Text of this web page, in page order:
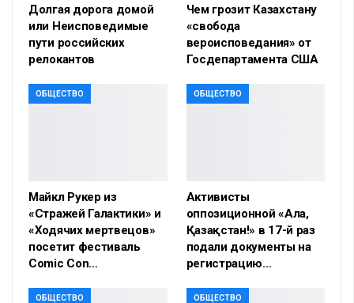
Долгая дорога домой
или Неисповедимые
пути российских
релокантов
Чем грозит Казахстану
«свобода
вероисповедания» от
Госдепартамента США
ОБЩЕСТВО
Майкл Рукер из
«Стражей Галактики» и
«Ходячих мертвецов»
посетит фестиваль
Comic Con…
ОБЩЕСТВО
Активисты
оппозиционной «Алға,
Қазақстан!» в 17-й раз
подали документы на
регистрацию…
ОБЩЕСТВО ОБЩЕСТВО